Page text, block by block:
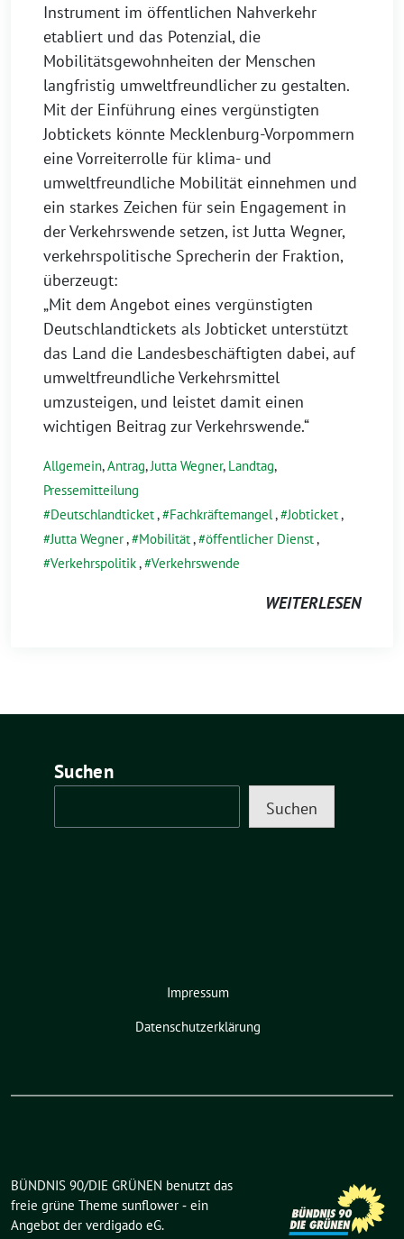
Instrument im öffentlichen Nahverkehr
etabliert und das Potenzial, die
Mobilitätsgewohnheiten der Menschen
langfristig umweltfreundlicher zu gestalten.
Mit der Einführung eines vergünstigten
Jobtickets könnte Mecklenburg-Vorpommern
eine Vorreiterrolle für klima- und
umweltfreundliche Mobilität einnehmen und
ein starkes Zeichen für sein Engagement in
der Verkehrswende setzen, ist Jutta Wegner,
verkehrspolitische Sprecherin der Fraktion,
überzeugt:
„Mit dem Angebot eines vergünstigten
Deutschlandtickets als Jobticket unterstützt
das Land die Landesbeschäftigten dabei, auf
umweltfreundliche Verkehrsmittel
umzusteigen, und leistet damit einen
wichtigen Beitrag zur Verkehrswende.“
Allgemein,Antrag,Jutta Wegner, Landtag,
Pressemitteilung
Deutschlandticket, Fachkräftemangel, Jobticket,
Jutta Wegner, Mobilität, öffentlicher Dienst,
Verkehrspolitik, Verkehrswende
WEITERLESEN
Suchen
Suchen
Impressum
Datenschutzerklärung
BÜNDNIS 90/DIE GRÜNEN benutzt das
freie grüne Theme sunflower ‐ ein
Angebot der verdigado eG.